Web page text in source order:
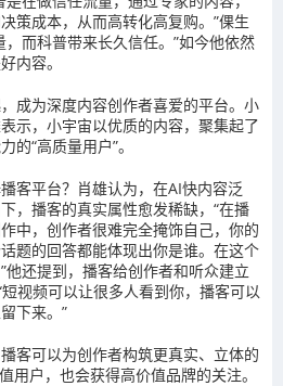
策成本，从而高转化高复购。”倮生
而科普带来长久信任。”如今他依然
内容。
成为深度内容创作者喜爱的平台。小
示，小宇宙以优质的内容，聚集起了
的“高质量用户”。
客平台？肖雄认为，在AI快内容泛
，播客的真实属性愈发稀缺，“在播
中，创作者很难完全掩饰自己，你的
题的回答都能体现出你是谁。在这个
他还提到，播客给创作者和听众建立
视频可以让很多人看到你，播客可以
下来。”
客可以为创作者构筑更真实、立体的
用户，也会获得高价值品牌的关注。